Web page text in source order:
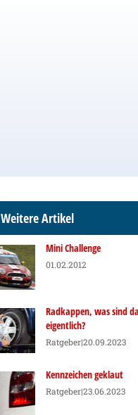
Weitere Artikel
Mini Challenge
01.02.2012
Radkappen, was sind
eigentlich?
Ratgeber|20.09.2023
Kennzeichen geklaut
Ratgeber|23.06.2023